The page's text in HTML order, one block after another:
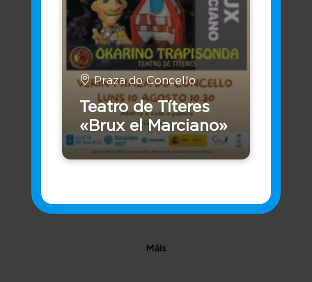
Perfil do Contratante
Máis
Praza do Concello
Teatro de Títeres
«Brux el Marciano»